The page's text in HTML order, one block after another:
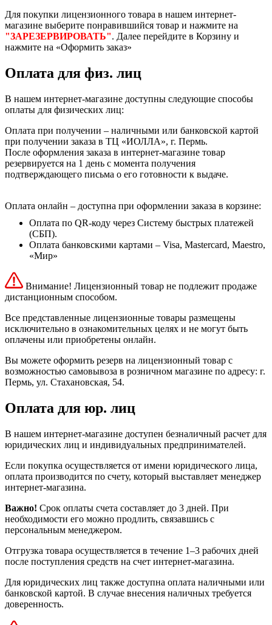
Для покупки лицензионного товара в нашем интернет-
магазине выберите понравившийся товар и нажмите на
"ЗАРЕЗЕРВИРОВАТЬ". Далее перейдите в Корзину и
нажмите на «Оформить заказ»
Оплата для физ. лиц
В нашем интернет-магазине доступны следующие способы
оплаты для физических лиц:
Оплата при получении – наличными или банковской картой
при получении заказа в ТЦ «ИОЛЛА», г. Пермь.
После оформления заказа в интернет-магазине товар
резервируется на 1 день с момента получения
подтверждающего письма о его готовности к выдаче.
Оплата онлайн – доступна при оформлении заказа в корзине:
Оплата по QR-коду через Систему быстрых платежей
(СБП).
Оплата банковскими картами – Visa, Mastercard, Maestro,
«Мир»
Внимание! Лицензионный товар не подлежит продаже
дистанционным способом.
Все представленные лицензионные товары размещены
исключительно в ознакомительных целях и не могут быть
оплачены или приобретены онлайн.
Вы можете оформить резерв на лицензионный товар с
возможностью самовывоза в розничном магазине по адресу: г.
Пермь, ул. Стахановская, 54.
Оплата для юр. лиц
В нашем интернет-магазине доступен безналичный расчет для
юридических лиц и индивидуальных предпринимателей.
Если покупка осуществляется от имени юридического лица,
оплата производится по счету, который выставляет менеджер
интернет-магазина.
Важно! Срок оплаты счета составляет до 3 дней. При
необходимости его можно продлить, связавшись с
персональным менеджером.
Отгрузка товара осуществляется в течение 1–3 рабочих дней
после поступления средств на счет интернет-магазина.
Для юридических лиц также доступна оплата наличными или
банковской картой. В случае внесения наличных требуется
доверенность.